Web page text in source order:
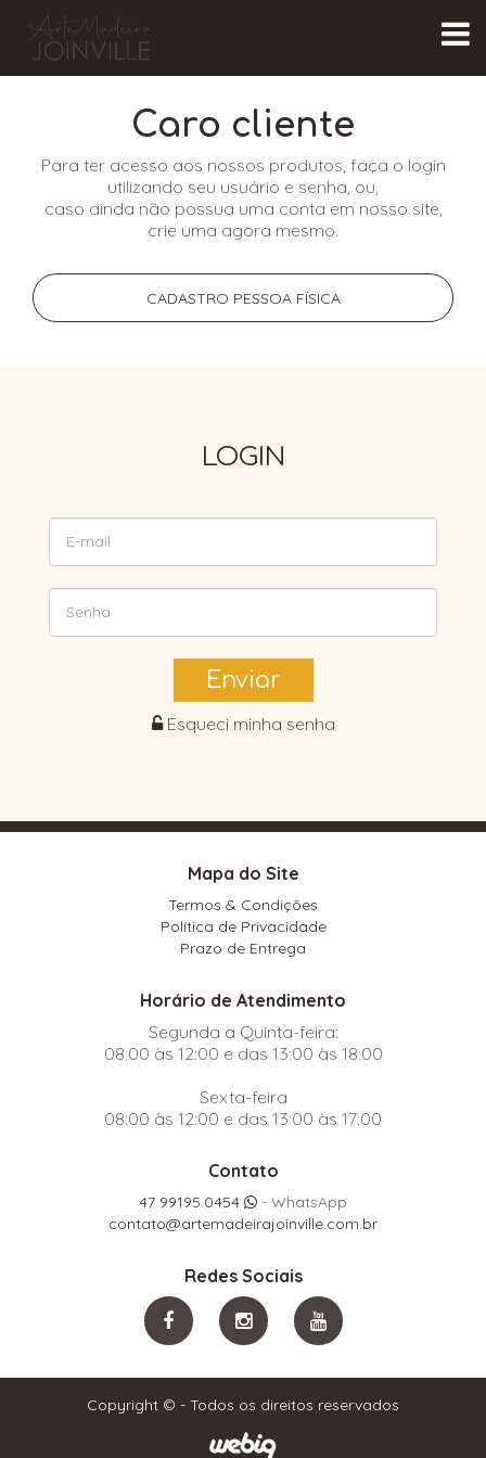
Caro cliente
Para ter acesso aos nossos produtos, faça o login
utilizando seu usuário e senha, ou,
caso ainda não possua uma conta em nosso site,
crie uma agora mesmo.
CADASTRO PESSOA FÍSICA
LOGIN
Enviar
Esqueci minha senha
Mapa do Site
Termos & Condições
Política de Privacidade
Prazo de Entrega
Horário de Atendimento
Segunda a Quinta-feira:
08:00 às 12:00 e das 13:00 às 18:00
Sexta-feira
08:00 às 12:00 e das 13:00 às 17:00
Contato
47 99195.0454
- WhatsApp
contato@artemadeirajoinville.com.br
Redes Sociais
Copyright © - Todos os direitos reservados